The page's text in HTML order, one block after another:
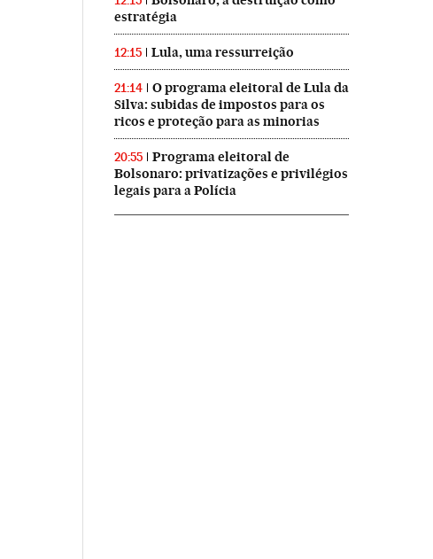
estratégia
12:15 Lula, uma ressurreição
21:14
O programa eleitoral de Lula da
Silva: subidas de impostos para os
ricos e proteção para as minorias
20:55
Programa eleitoral de
Bolsonaro: privatizações e privilégios
legais para a Polícia